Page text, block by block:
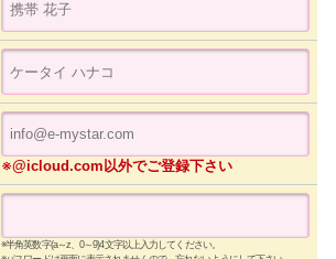
※@icloud.com以外でご登録下さい
※半角英数字(a～z、0～9)4文字以上入力してください。